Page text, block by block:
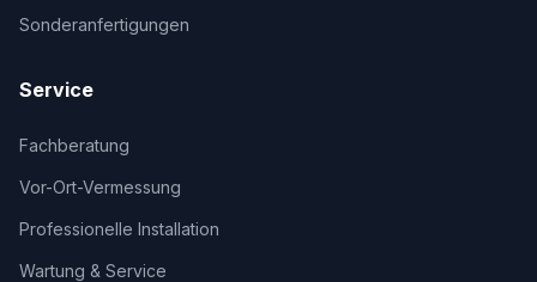
Sonderanfertigungen
Service
Fachberatung
Vor-Ort-Vermessung
Professionelle Installation
Wartung & Service